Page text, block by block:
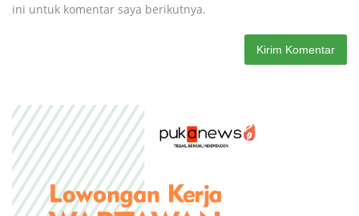
ini untuk komentar saya berikutnya.